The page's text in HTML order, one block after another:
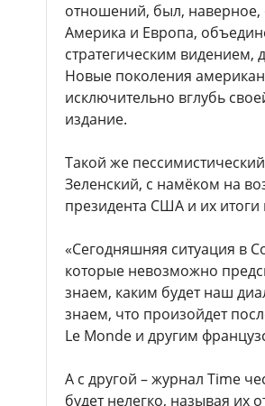
отношений, был, наверное,
Америка и Европа,
стратегическим
Новые поколения
исключительно вглубь
издание.
Такой же
Зеленский, с намёком на
президента США и их
«Сегодняшняя ситуация в
которые невозможно
знаем, каким будет наш
знаем, что произойдет
Le Monde и другим
А с другой – журнал Time
будет нелегко, называя их